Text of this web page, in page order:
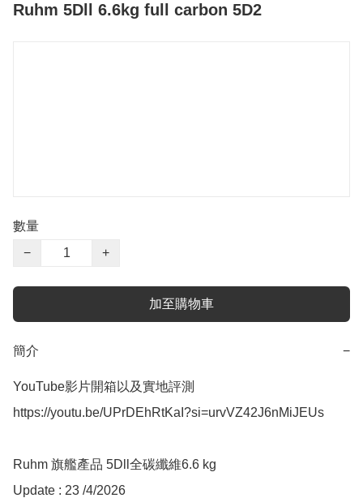
Ruhm 5Dll 6.6kg full carbon 5D2
數量
−
+
加至購物車
簡介 −
YouTube影片開箱以及實地評測
https://youtu.be/UPrDEhRtKaI?si=urvVZ42J6nMiJEUs
Ruhm 旗艦產品 5Dll全碳纖維6.6 kg
Update : 23 /4/2026